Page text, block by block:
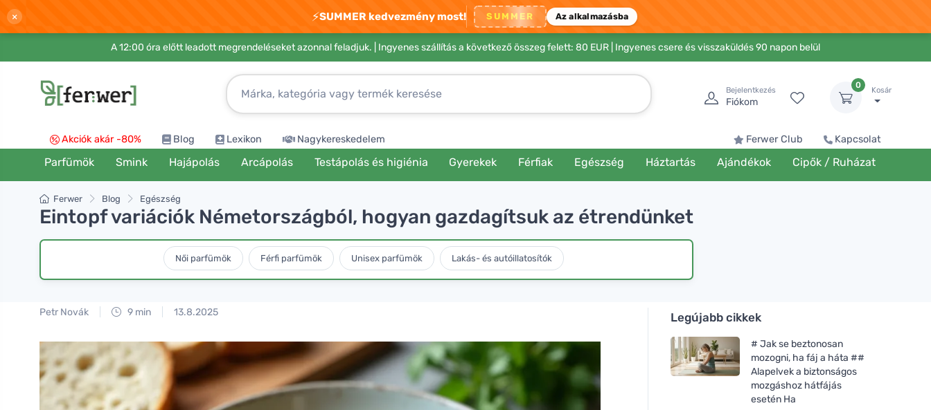
× ⚡SUMMER kedvezmény most! SUMMER Az alkalmazásba
A 12:00 óra előtt leadott megrendeléseket azonnal feladjuk. | Ingyenes szállítás a következő összeg felett: 80 EUR | Ingyenes csere és visszaküldés 90 napon belül
Bejelentkezés
Fiókom
0
Kosár
Akciók akár -80% Blog Lexikon Nagykereskedelem Ferwer Club Kapcsolat
Parfümök Smink Hajápolás Arcápolás Testápolás és higiénia Gyerekek Férfiak Egészség Háztartás Ajándékok Cipők / Ruházat
Ferwer Blog Egészség
Eintopf variációk Németországból, hogyan gazdagítsuk az étrendünket
Női parfümök Férfi parfümök Unisex parfümök Lakás- és autóillatosítók
Petr Novák 9 min 13.8.2025 Legújabb cikkek
# Jak se beztonosan
mozogni, ha fáj a háta ##
Alapelvek a biztonságos
mozgáshoz hátfájás
esetén Ha